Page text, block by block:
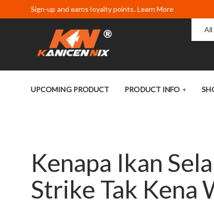
Sign-up and earns loyalty points. Learn More
All
UPCOMING PRODUCT PRODUCT INFO
Kenapa Ikan
Strike Tak Kena